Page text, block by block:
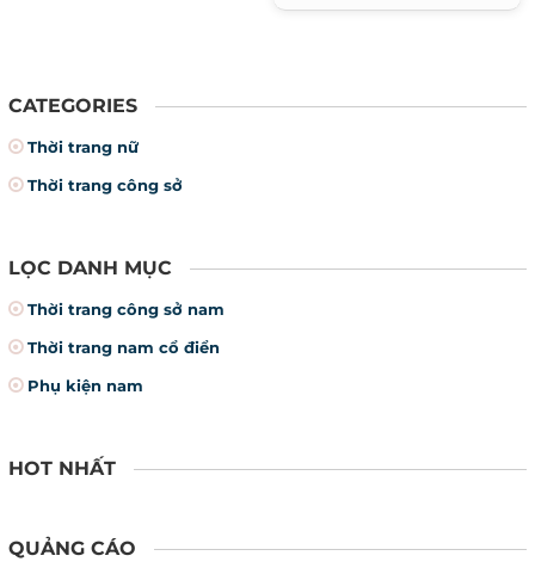
CATEGORIES
Thời trang nữ
Thời trang công sở
LỌC DANH MỤC
Thời trang công sở nam
Thời trang nam cổ điển
Phụ kiện nam
HOT NHẤT
QUẢNG CÁO